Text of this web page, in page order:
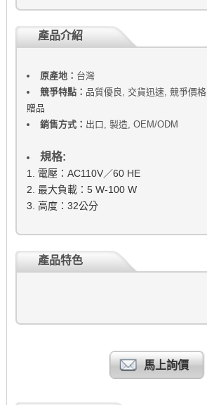
產品介紹
原產地： 台灣
競爭特點： 品質優良, 交貨迅速, 競爭價格
贈品
銷售方式： 出口, 製造, OEM/ODM
規格:
1. 電壓：AC110V／60 HE
2. 最大負載：5 W-100 W
3. 高度：32公分
產品特色
馬上詢價